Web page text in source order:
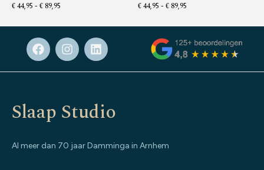
€44,95 - € 89,95 €44,95 - € 89,95
Slaap Studio
Al meer dan 70 jaar Damminga in Arnhem